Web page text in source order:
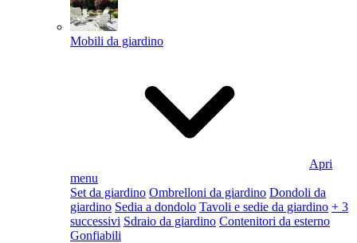
Mobili da giardino
Apri
menu
Set da giardino Ombrelloni da giardino Dondoli da
giardino Sedia a dondolo Tavoli e sedie da giardino + 3
successivi Sdraio da giardino Contenitori da esterno
Gonfiabili